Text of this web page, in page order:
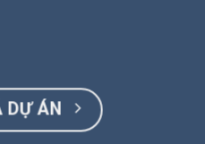
DỰ ÁN